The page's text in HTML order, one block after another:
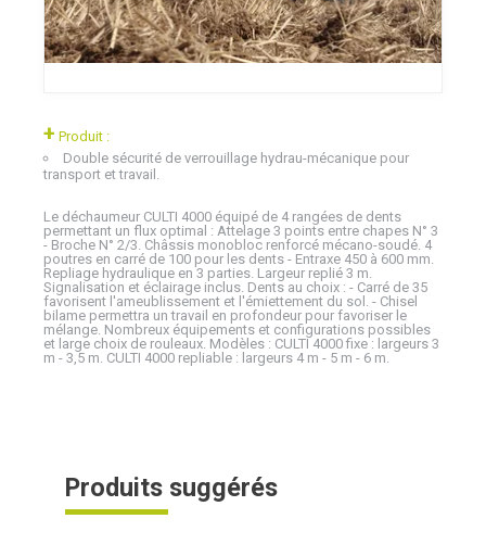
+ Produit :
Double sécurité de verrouillage hydrau-mécanique pour
transport et travail.
Le déchaumeur CULTI 4000 équipé de 4 rangées de dents
permettant un flux optimal : Attelage 3 points entre chapes N° 3
- Broche N° 2/3. Châssis monobloc renforcé mécano-soudé. 4
poutres en carré de 100 pour les dents - Entraxe 450 à 600 mm.
Repliage hydraulique en 3 parties. Largeur replié 3 m.
Signalisation et éclairage inclus. Dents au choix : - Carré de 35
favorisent l'ameublissement et l'émiettement du sol. - Chisel
bilame permettra un travail en profondeur pour favoriser le
mélange. Nombreux équipements et configurations possibles
et large choix de rouleaux. Modèles : CULTI 4000 fixe : largeurs 3
m - 3,5 m. CULTI 4000 repliable : largeurs 4 m - 5 m - 6 m.
Produits suggérés